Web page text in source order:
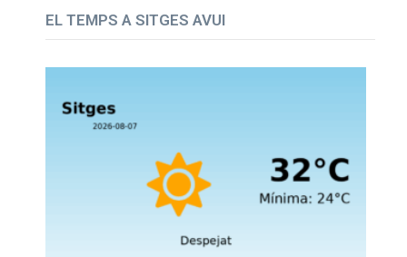
EL TEMPS A SITGES AVUI